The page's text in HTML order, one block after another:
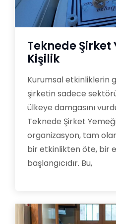
Teknede Şirket
Kişilik
Kurumsal etkinliklerin
şirketin sadece
ülkeye damgasını
Teknede Şirket
organizasyon, tam
bir etkinlikten öte, bir
başlangıcıdır. Bu,